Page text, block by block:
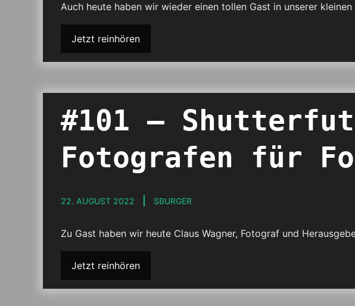
Auch heute haben wir wieder einen tollen Gast in unserer
Jetzt reinhören
#101 –
Fotografen für
22. AUGUST 2022 SBURGER
Zu Gast haben wir heute Claus Wagner, Fotograf und
Jetzt reinhören